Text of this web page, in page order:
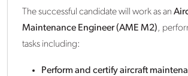
The successful candidate will work as an
Maintenance Engineer (AME M2),
tasks including:
Perform and certify aircraft